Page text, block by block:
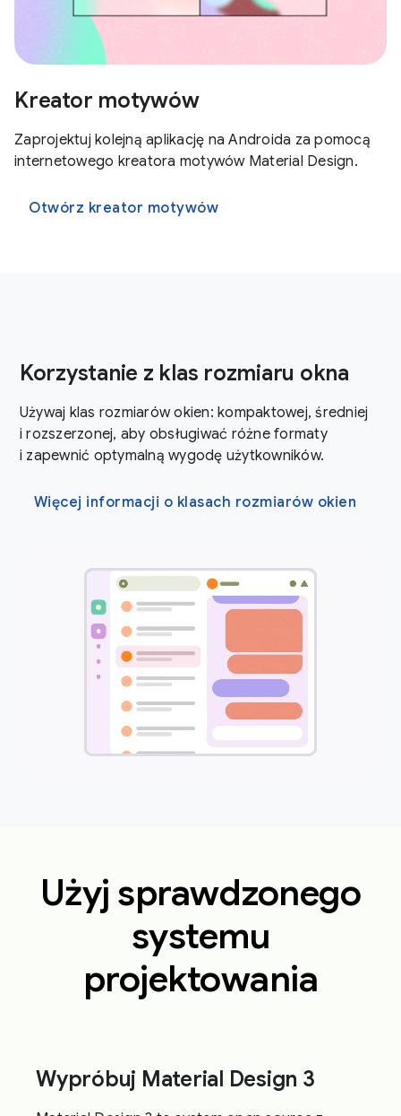
Kreator motywów
Zaprojektuj kolejną aplikację na Androida za pomocą
internetowego kreatora motywów Material Design.
Otwórz kreator motywów
Korzystanie z klas rozmiaru okna
Używaj klas rozmiarów okien: kompaktowej, średniej
i rozszerzonej, aby obsługiwać różne formaty
i zapewnić optymalną wygodę użytkowników.
Więcej informacji o klasach rozmiarów okien
Użyj sprawdzonego
systemu
projektowania
Wypróbuj Material Design 3